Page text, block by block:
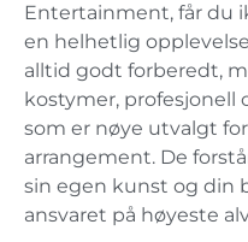
Entertainment, får du
en helhetlig
alltid godt forberedt,
kostymer, profesjonell
som er nøye utvalgt
arrangement. De
sin egen kunst og din
ansvaret på høyeste